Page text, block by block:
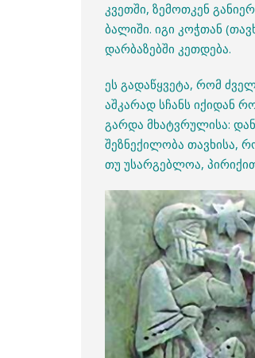
კვეთში, ზემოთკენ
ბალიში. იგი კოჭთან
დარბაზებში კეთდება.
ეს გადაწყვეტა, რომ
აშკარად სჩანს იქიდან
გარდა მხატვრულისა:
შეზნექილობა თავხისა,
თუ უსარგებლოა,